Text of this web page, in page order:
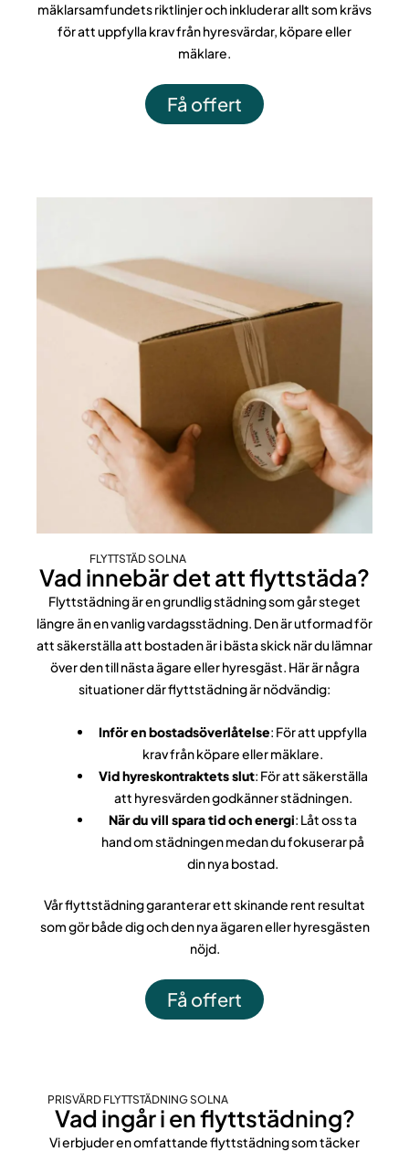
mäklarsamfundets riktlinjer och inkluderar allt som krävs
för att uppfylla krav från hyresvärdar, köpare eller
mäklare.
Få offert
FLYTTSTÄD SOLNA
Vad innebär det att flyttstäda?
Flyttstädning är en grundlig städning som går steget
längre än en vanlig vardagsstädning. Den är utformad för
att säkerställa att bostaden är i bästa skick när du lämnar
över den till nästa ägare eller hyresgäst. Här är några
situationer där flyttstädning är nödvändig:
Inför en bostadsöverlåtelse: För att uppfylla
krav från köpare eller mäklare.
Vid hyreskontraktets slut: För att säkerställa
att hyresvärden godkänner städningen.
När du vill spara tid och energi: Låt oss ta
hand om städningen medan du fokuserar på
din nya bostad.
Vår flyttstädning garanterar ett skinande rent resultat
som gör både dig och den nya ägaren eller hyresgästen
nöjd.
Få offert
PRISVÄRD FLYTTSTÄDNING SOLNA
Vad ingår i en flyttstädning?
Vi erbjuder en omfattande flyttstädning som täcker